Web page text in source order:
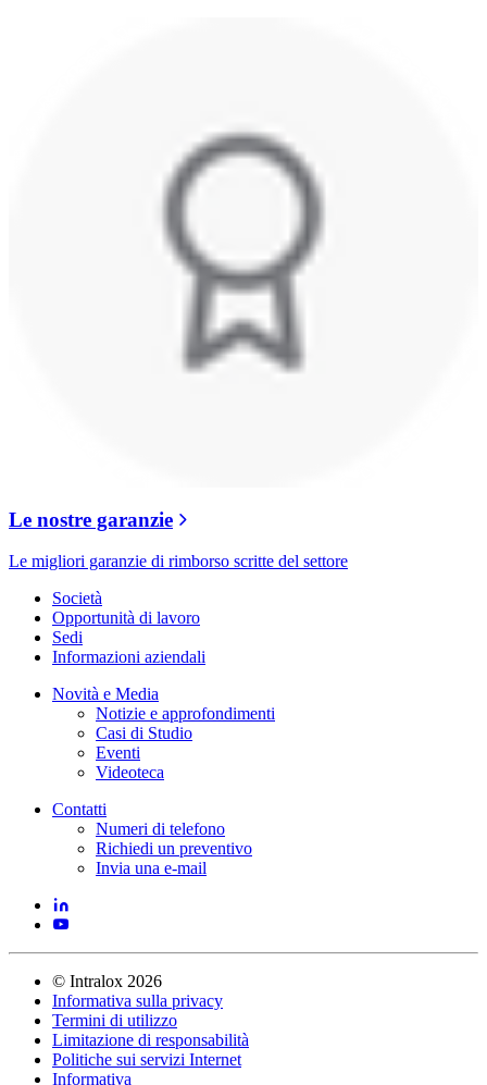
Le nostre garanzie
Le migliori garanzie di rimborso scritte del settore
Società
Opportunità di lavoro
Sedi
Informazioni aziendali
Novità e Media
Notizie e approfondimenti
Casi di Studio
Eventi
Videoteca
Contatti
Numeri di telefono
Richiedi un preventivo
Invia una e-mail
© Intralox 2026
Informativa sulla privacy
Termini di utilizzo
Limitazione di responsabilità
Politiche sui servizi Internet
Informativa